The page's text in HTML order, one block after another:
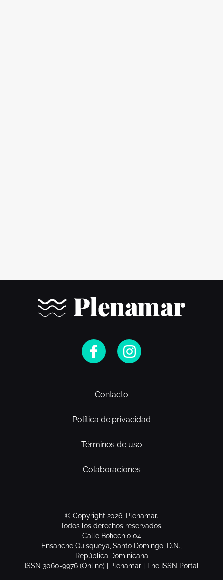
Contacto
Política de privacidad
Términos de uso
Colaboraciones
© Copyright 2026. Plenamar.
Todos los derechos reservados.
Calle Bohechio 04
Ensanche Quisqueya, Santo Domingo, D.N.,
República Dominicana
ISSN 3060-9976 (Online) | Plenamar | The ISSN Portal